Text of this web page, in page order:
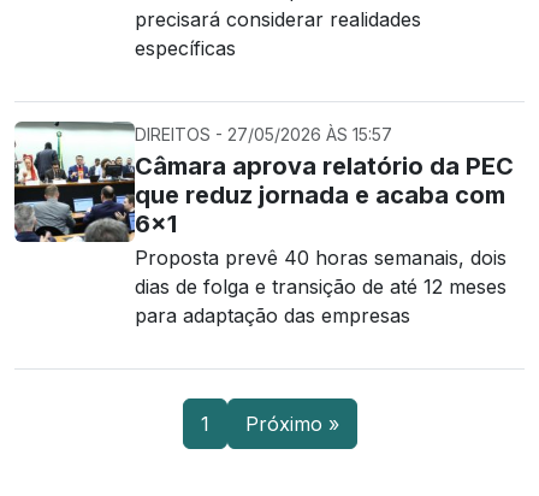
precisará considerar realidades
específicas
DIREITOS - 27/05/2026 ÀS 15:57
Câmara aprova relatório da PEC
que reduz jornada e acaba com
6×1
Proposta prevê 40 horas semanais, dois
dias de folga e transição de até 12 meses
para adaptação das empresas
1 Próximo »